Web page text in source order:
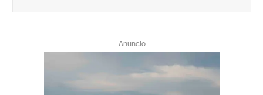
Anuncio